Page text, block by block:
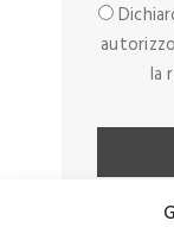
la